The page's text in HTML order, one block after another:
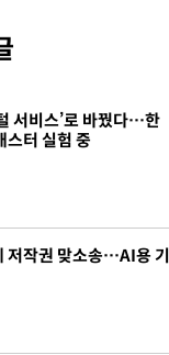
서비스’로 바꿨다…한
스터 실험 중
저작권 맞소송…AI용 기